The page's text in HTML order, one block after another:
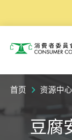
消费者委员会
首页 资源中心
豆腐